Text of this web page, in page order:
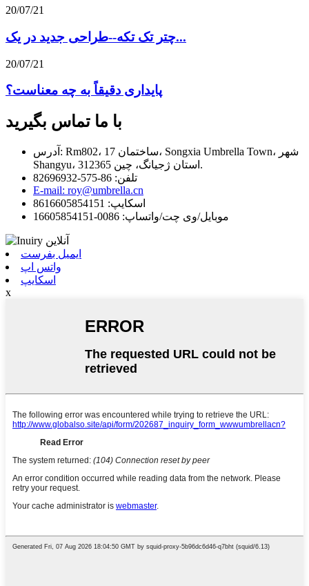
20/07/21
چتر تک تکه--طراحی جدید در یک...
20/07/21
پایداری دقیقاً به چه معناست؟
با ما تماس بگیرید
آدرس: Rm802، ساختمان 17، Songxia Umbrella Town، شهر
Shangyu، استان ژجیانگ، چین 312365.
تلفن: 86-575-82696932
E-mail: roy@umbrella.cn
اسکایپ: 8616605854151
موبایل/وی چت/واتساپ: 0086-16605854151
ایمیل بفرست
واتس اپ
اسکایپ
x